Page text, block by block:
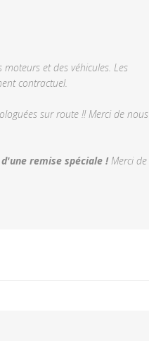
et des véhicules. Les
contractuel.
sur route !! Merci de nous
remise spéciale !Merci de